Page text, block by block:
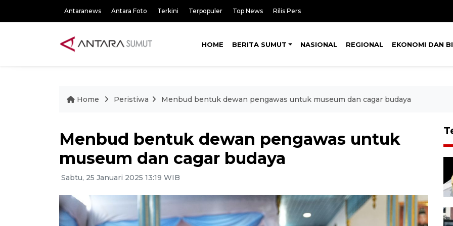
Antaranews Antara Foto Terkini Terpopuler Top News Rilis Pers
HOME BERITA SUMUT NASIONAL REGIONAL EKONOMI DAN
Home Peristiwa Menbud bentuk dewan pengawas untuk museum dan cagar budaya
Menbud bentuk dewan pengawas untuk
museum dan cagar budaya
Sabtu, 25 Januari 2025 13:19 WIB